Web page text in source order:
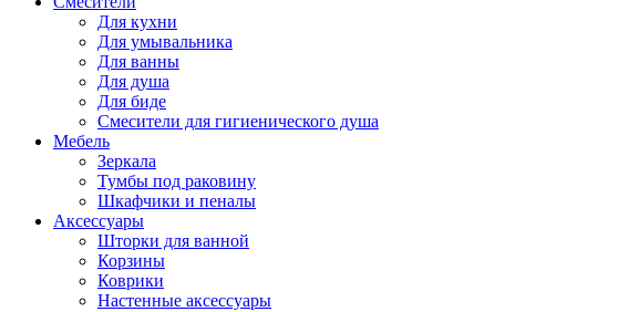
Для кухни
Для умывальника
Для ванны
Для душа
Для биде
Смесители для гигиенического душа
Мебель
Зеркала
Тумбы под раковину
Шкафчики и пеналы
Аксессуары
Шторки для ванной
Корзины
Коврики
Настенные аксессуары